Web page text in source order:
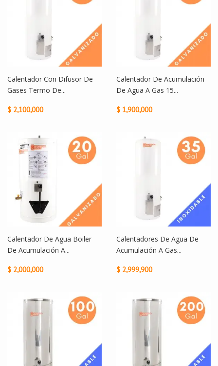
Calentador Con Difusor De
Gases Termo De...
$ 2,100,000
Calentador De Acumulación
De Agua A Gas 15...
$ 1,900,000
Calentador De Agua Boiler
De Acumulación A...
$ 2,000,000
Calentadores De Agua De
Acumulación A Gas...
$ 2,999,900